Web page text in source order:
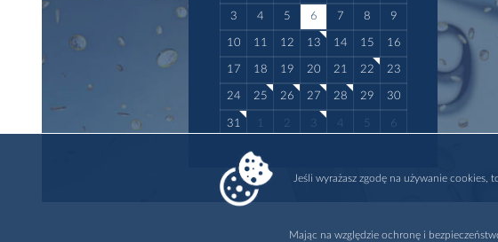
3 4 5 6 7 8 9
10 11 12 13 14 15 16
17 18 19 20 21 22 23
24 25 26 27 28 29 30
31 1 2 3 4 5 6
Jeśli wyrażasz zgodę na używanie
Mając na względzie ochronę i